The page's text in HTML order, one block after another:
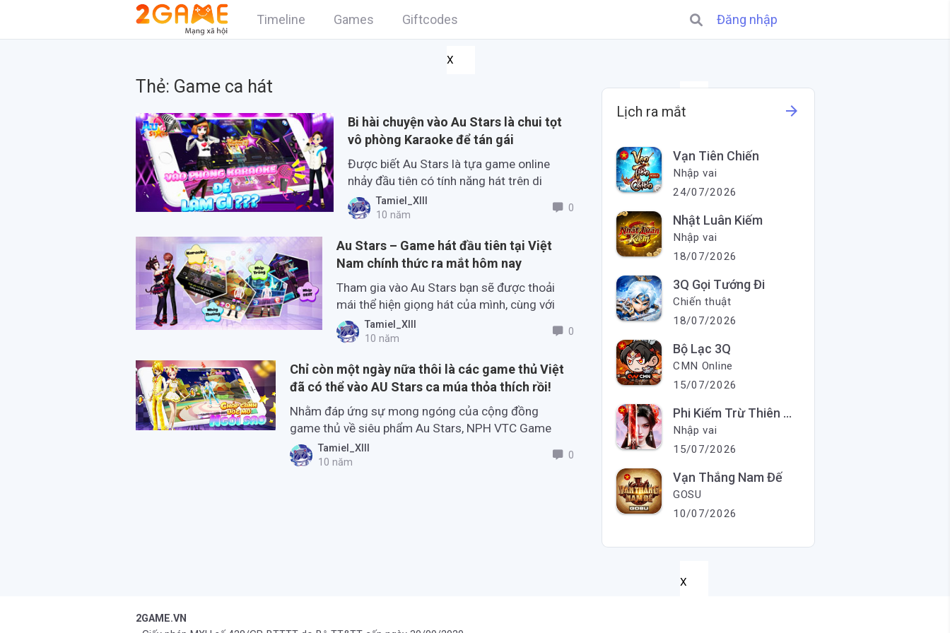
Timeline Games Giftcodes Đăng nhập
X
Thẻ: Game ca hát
Bi hài chuyện vào Au Stars là chui tọt
vô phòng Karaoke để tán gái
Được biết Au Stars là tựa game online
nhảy đầu tiên có tính năng hát trên di
động.Tamiel_XIII
10 năm
0
Au Stars – Game hát đầu tiên tại Việt
Nam chính thức ra mắt hôm nay
Tham gia vào Au Stars bạn sẽ được thoải
mái thể hiện giọng hát của mình, cùng với
nhịp điệu nhảy của nhân vật.
Tamiel_XIII
10 năm
0
Chỉ còn một ngày nữa thôi là các game thủ Việt
đã có thể vào AU Stars ca múa thỏa thích rồi!
Nhằm đáp ứng sự mong ngóng của cộng đồng
game thủ về siêu phẩm Au Stars, NPH VTC Game
đã nhanh chóng hoàn thiện sản phẩm và ấn định
ngày ra mắt game vào sáng mai.
Tamiel_XIII
10 năm
0
Lịch ra mắt arrow_forward
Vạn Tiên Chiến
Nhập vai
24/07/2026
Nhật Luân Kiếm
Nhập vai
18/07/2026
3Q Gọi Tướng Đi
Chiến thuật
18/07/2026
Bộ Lạc 3Q
CMN Online
15/07/2026
Phi Kiếm Trừ Thiên Ma
Nhập vai
15/07/2026
Vạn Thắng Nam Đế
GOSU
10/07/2026
X
2GAME.VN